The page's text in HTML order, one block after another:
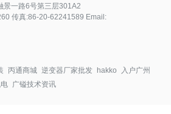
景一路6号第三层301A2
传真:86-20-62241589 Email:
丙通商城 逆变器厂家批发 hakko
入户广州
广镒技术资讯